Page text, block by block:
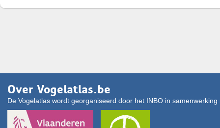
Over Vogelatlas.be
De Vogelatlas wordt georganiseerd door het INBO in